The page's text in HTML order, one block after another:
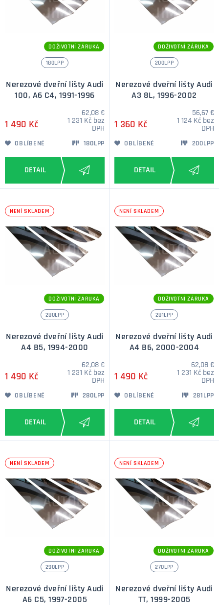
DOŽIVOTNÍ ZÁRUKA
180LPP
Nerezové dveřní lišty Audi
100, A6 C4, 1991-1996
1 490 Kč
62,08 €
1 231 Kč bez
DPH
OBLÍBENÉ 180LPP
DOŽIVOTNÍ ZÁRUKA
200LPP
Nerezové dveřní lišty Audi
A3 8L, 1996-2002
1 360 Kč
56,67 €
1 124 Kč bez
DPH
OBLÍBENÉ 200LPP
NENÍ SKLADEM
DOŽIVOTNÍ ZÁRUKA
280LPP
Nerezové dveřní lišty Audi
A4 B5, 1994-2000
1 490 Kč
62,08 €
1 231 Kč bez
DPH
OBLÍBENÉ 280LPP
NENÍ SKLADEM
DOŽIVOTNÍ ZÁRUKA
281LPP
Nerezové dveřní lišty Audi
A4 B6, 2000-2004
1 490 Kč
62,08 €
1 231 Kč bez
DPH
OBLÍBENÉ 281LPP
NENÍ SKLADEM
DOŽIVOTNÍ ZÁRUKA
290LPP
Nerezové dveřní lišty Audi
A6 C5, 1997-2005
NENÍ SKLADEM
DOŽIVOTNÍ ZÁRUKA
270LPP
Nerezové dveřní lišty Audi
TT, 1999-2005